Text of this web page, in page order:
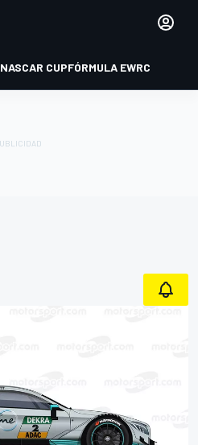
NASCAR CUPFÓRMULA EWRC